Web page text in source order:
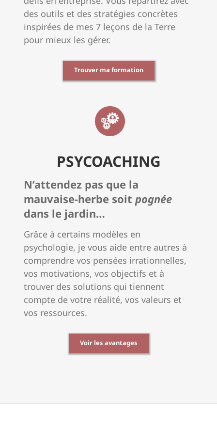
des outils et des stratégies concrètes
inspirées de mes 7 leçons de la Terre
pour mieux les gérer.
Trouver ma formation
PSYCOACHING
N’attendez pas que la
mauvaise-herbe soit pognée
dans le jardin…
Grâce à certains modèles en
psychologie, je vous aide entre autres à
comprendre vos pensées irrationnelles,
vos motivations, vos objectifs et à
trouver des solutions qui tiennent
compte de votre réalité, vos valeurs et
vos ressources.
Voir les avantages